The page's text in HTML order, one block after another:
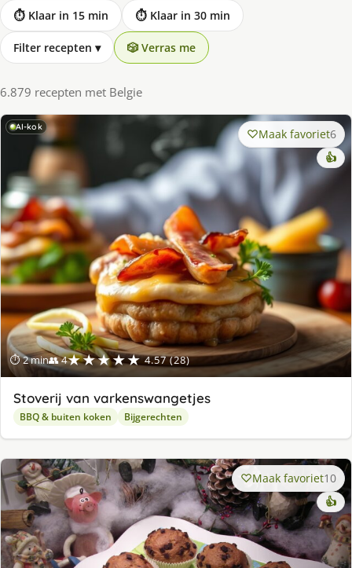
⏱ Klaar in 15 min
⏱ Klaar in 30 min
Filter recepten ▾ 🎲 Verras me
6.879 recepten met Belgie
AI-kok
⏱ 2 min👥 4★★★★★ 4.57 (28)
Maak favoriet6
👍
Stoverij van varkenswangetjes
BBQ & buiten koken Bijgerechten
Maak favoriet10
👍